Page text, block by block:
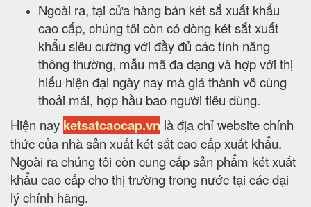
Ngoài ra, tại cửa hàng bán két sắ xuất khẩu
cao cấp, chúng tôi còn có dòng két sắt xuất
khẩu siêu cường với đầy đủ các tính năng
thông thường, mẫu mã đa dạng và hợp với thị
hiếu hiện đại ngày nay mà giá thành vô cùng
thoải mái, hợp hầu bao người tiêu dùng.
Hiện nay ketsatcaocap.vn là địa chỉ website chính
thức của nhà sản xuất két sắt cao cấp xuất khẩu.
Ngoài ra chúng tôi còn cung cấp sản phẩm két xuất
khẩu cao cấp cho thị trường trong nước tại các đại
lý chính hãng.